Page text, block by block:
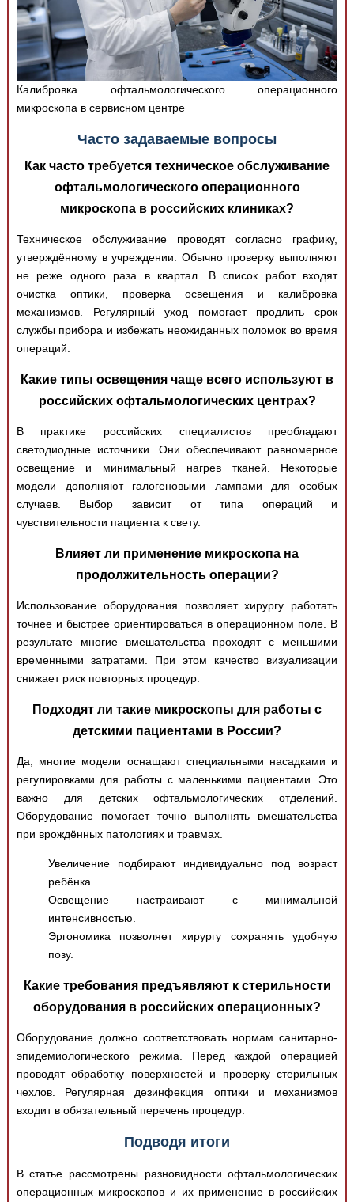
Калибровка офтальмологического операционного
микроскопа в сервисном центре
Часто задаваемые вопросы
Как часто требуется техническое обслуживание
офтальмологического операционного
микроскопа в российских клиниках?
Техническое обслуживание проводят согласно графику,
утверждённому в учреждении. Обычно проверку выполняют
не реже одного раза в квартал. В список работ входят
очистка оптики, проверка освещения и калибровка
механизмов. Регулярный уход помогает продлить срок
службы прибора и избежать неожиданных поломок во время
операций.
Какие типы освещения чаще всего используют в
российских офтальмологических центрах?
В практике российских специалистов преобладают
светодиодные источники. Они обеспечивают равномерное
освещение и минимальный нагрев тканей. Некоторые
модели дополняют галогеновыми лампами для особых
случаев. Выбор зависит от типа операций и
чувствительности пациента к свету.
Влияет ли применение микроскопа на
продолжительность операции?
Использование оборудования позволяет хирургу работать
точнее и быстрее ориентироваться в операционном поле. В
результате многие вмешательства проходят с меньшими
временными затратами. При этом качество визуализации
снижает риск повторных процедур.
Подходят ли такие микроскопы для работы с
детскими пациентами в России?
Да, многие модели оснащают специальными насадками и
регулировками для работы с маленькими пациентами. Это
важно для детских офтальмологических отделений.
Оборудование помогает точно выполнять вмешательства
при врождённых патологиях и травмах.
Увеличение подбирают индивидуально под возраст
ребёнка.
Освещение настраивают с минимальной
интенсивностью.
Эргономика позволяет хирургу сохранять удобную
позу.
Какие требования предъявляют к стерильности
оборудования в российских операционных?
Оборудование должно соответствовать нормам санитарно-
эпидемиологического режима. Перед каждой операцией
проводят обработку поверхностей и проверку стерильных
чехлов. Регулярная дезинфекция оптики и механизмов
входит в обязательный перечень процедур.
Подводя итоги
В статье рассмотрены разновидности офтальмологических
операционных микроскопов и их применение в российских